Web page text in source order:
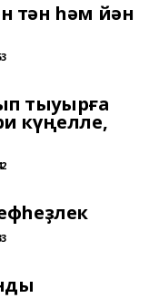
тән һәм йән
тыуырға
күңелле,